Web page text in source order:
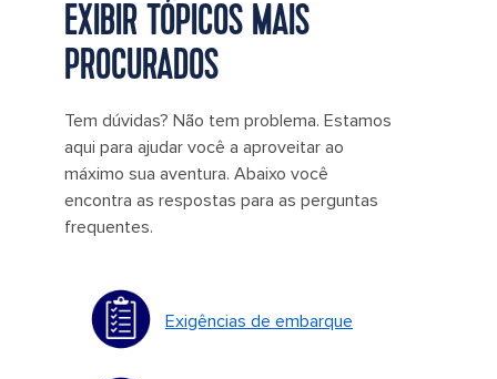
EXIBIR TÓPICOS MAIS
PROCURADOS
Tem dúvidas? Não tem problema. Estamos
aqui para ajudar você a aproveitar ao
máximo sua aventura. Abaixo você
encontra as respostas para as perguntas
frequentes.
Exigências de embarque